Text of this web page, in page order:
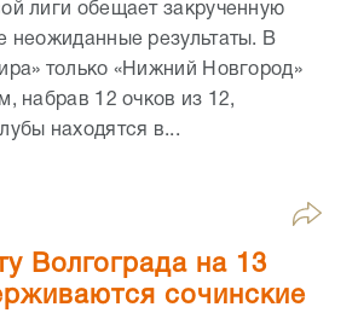
лиги обещает закрученную
неожиданные результаты. В
только «Нижний Новгород»
набрав 12 очков из 12,
находятся в...
Волгограда на 13
сочинские